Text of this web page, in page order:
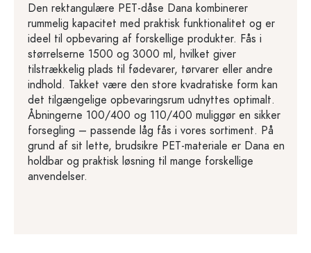
Den rektangulære PET-dåse Dana kombinerer
rummelig kapacitet med praktisk funktionalitet og er
ideel til opbevaring af forskellige produkter. Fås i
størrelserne 1500 og 3000 ml, hvilket giver
tilstrækkelig plads til fødevarer, tørvarer eller andre
indhold. Takket være den store kvadratiske form kan
det tilgængelige opbevaringsrum udnyttes optimalt.
Åbningerne 100/400 og 110/400 muliggør en sikker
forsegling – passende låg fås i vores sortiment. På
grund af sit lette, brudsikre PET-materiale er Dana en
holdbar og praktisk løsning til mange forskellige
anvendelser.